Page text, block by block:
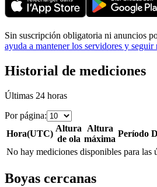
Sin suscripción obligatoria ni anuncios
ayuda a mantener los servidores y seguir
Historial de mediciones
Últimas 24 horas
Por página:
Hora(UTC)
Altura
de ola
Altura
máxima
Período
No hay mediciones disponibles para las
Boyas cercanas